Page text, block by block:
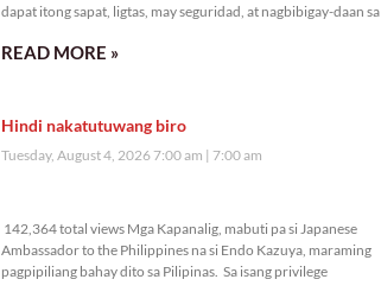
dapat itong sapat, ligtas, may seguridad, at nagbibigay-daan sa
READ MORE »
Hindi nakatutuwang biro
Tuesday, August 4, 2026 7:00 am 7:00 am
142,364 total views Mga Kapanalig, mabuti pa si Japanese
Ambassador to the Philippines na si Endo Kazuya, maraming
pagpipiliang bahay dito sa Pilipinas. Sa isang privilege